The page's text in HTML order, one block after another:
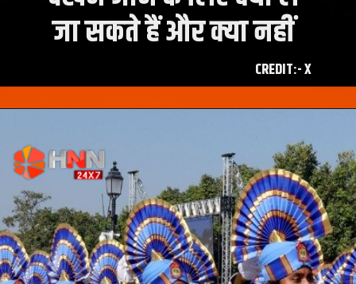
CREDIT:- X